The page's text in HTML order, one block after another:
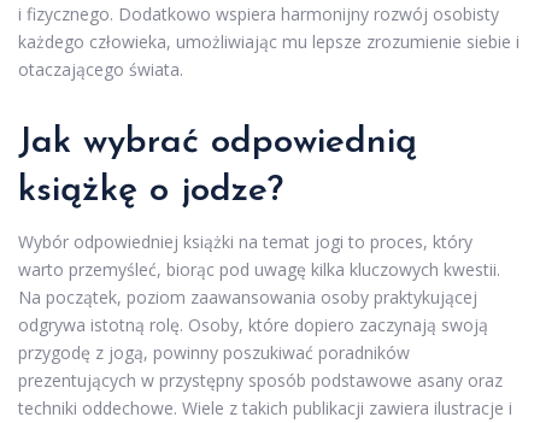
i fizycznego. Dodatkowo wspiera harmonijny rozwój osobisty
każdego człowieka, umożliwiając mu lepsze zrozumienie siebie i
otaczającego świata.
Jak wybrać odpowiednią
książkę o jodze?
Wybór odpowiedniej książki na temat jogi to proces, który
warto przemyśleć, biorąc pod uwagę kilka kluczowych kwestii.
Na początek, poziom zaawansowania osoby praktykującej
odgrywa istotną rolę. Osoby, które dopiero zaczynają swoją
przygodę z jogą, powinny poszukiwać poradników
prezentujących w przystępny sposób podstawowe asany oraz
techniki oddechowe. Wiele z takich publikacji zawiera ilustracje i